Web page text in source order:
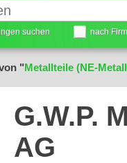
suchen nach
"Metallteile (NE-
G.W.P.
AG